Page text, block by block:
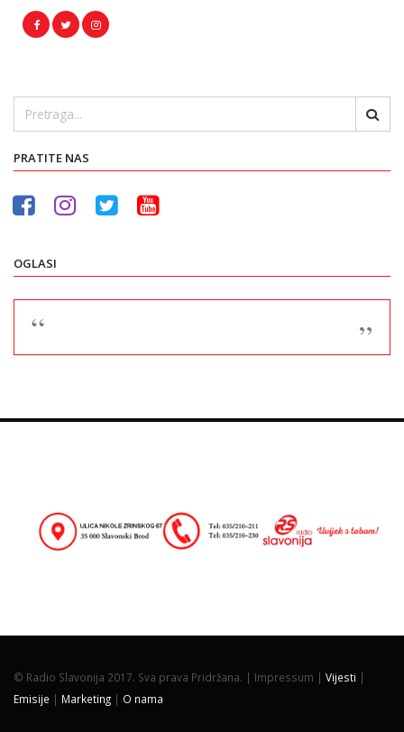
PRATITE NAS
OGLASI
© Radio Slavonija 2017. Sva prava Pridržana. | Impressum | Vijesti |
Emisije | Marketing | O nama